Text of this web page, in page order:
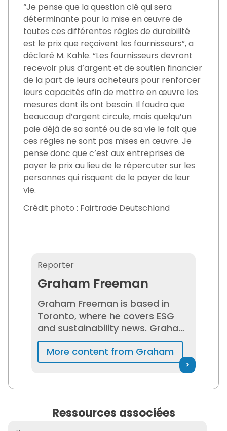
“Je pense que la question clé qui sera
déterminante pour la mise en œuvre de
toutes ces différentes règles de durabilité
est le prix que reçoivent les fournisseurs”, a
déclaré M. Kahle. “Les fournisseurs devront
recevoir plus d’argent et de soutien financier
de la part de leurs acheteurs pour renforcer
leurs capacités afin de mettre en œuvre les
mesures dont ils ont besoin. Il faudra que
beaucoup d’argent circule, mais quelqu’un
paie déjà de sa santé ou de sa vie le fait que
ces règles ne sont pas mises en œuvre. Je
pense donc que c’est aux entreprises de
payer le prix au lieu de le répercuter sur les
personnes qui risquent de le payer de leur
vie.
Crédit photo : Fairtrade Deutschland
Reporter
Graham Freeman
Graham Freeman is based in
Toronto, where he covers ESG
and sustainability news. Graham
has been a content and
technical writer in the
technology industry for more
worked as a professor and
the University of Toronto, and
More content from Graham
Ressources associées